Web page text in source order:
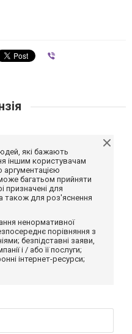
які бажають
іншим користувачам
багатьом прийняти
призначені для
також для роз'яснення
ненормативної
порівняння з
безпідставні заяви,
і / або її послуги;
інтернет-ресурси;